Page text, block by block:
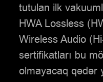
tutulan ilk
HWA Lossless
Wireless Audio
sertifikatları bu
olmayacaq qədər
5
6